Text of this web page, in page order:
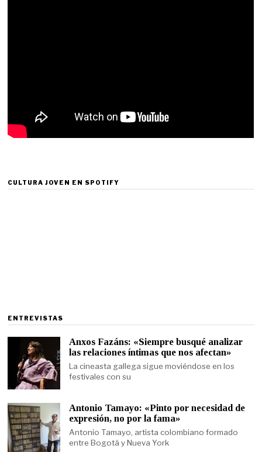
CULTURA JOVEN EN SPOTIFY
ENTREVISTAS
Anxos Fazáns: «Siempre busqué analizar
las relaciones íntimas que nos afectan»
La cineasta gallega sigue moviéndose en los
festivales con su
Antonio Tamayo: «Pinto por necesidad de
expresión, no por la fama»
Antonio Tamayo, artista colombiano formado
entre Bogotá y Nueva York